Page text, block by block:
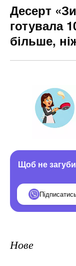
Десерт
готувала
більше,
Щоб не
Нове